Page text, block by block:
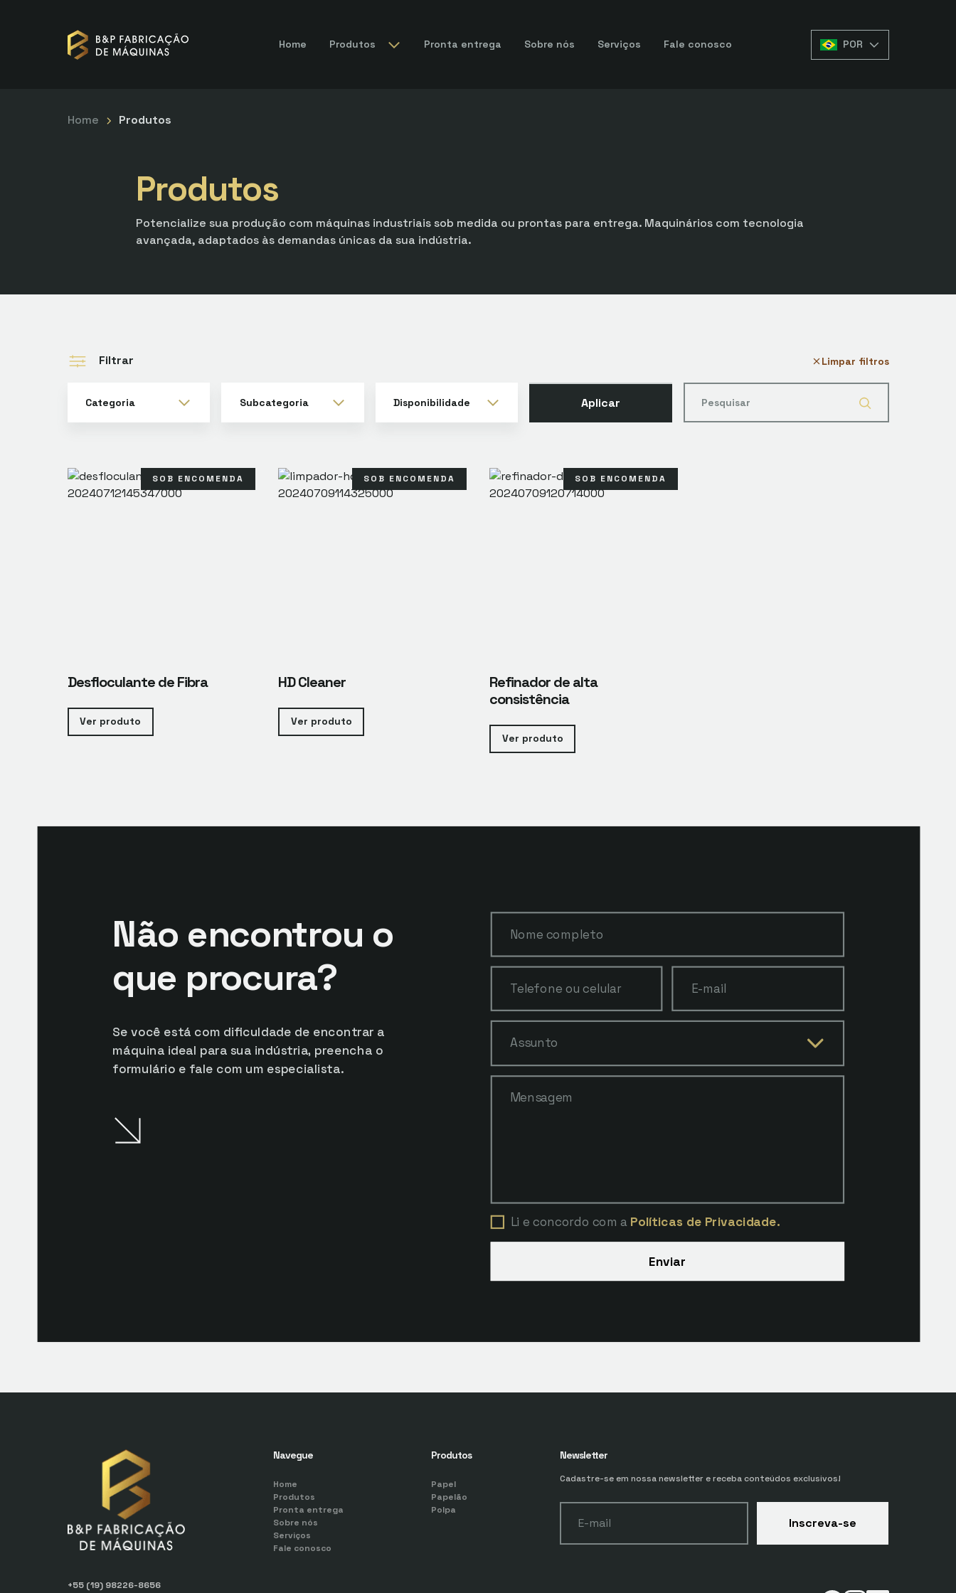
Home Produtos Pronta entrega Sobre nós Serviços Fale conosco POR
Home Produtos
Produtos
Potencialize sua produção com máquinas industriais sob medida ou prontas para entrega. Maquinários com tecnologia
avançada, adaptados às demandas únicas da sua indústria.
Filtrar Limpar filtros
Categoria Subcategoria Disponibilidade Aplicar
SOB ENCOMENDA
Desfloculante de Fibra
Ver produto
SOB ENCOMENDA
HD Cleaner
Ver produto
SOB ENCOMENDA
Refinador de alta
consistência
Ver produto
Não encontrou o
que procura?
Se você está com dificuldade de encontrar a
máquina ideal para sua indústria, preencha o
formulário e fale com um especialista.
Nome completo
Telefone ou celular E-mail
Assunto
Mensagem
Li e concordo com a Políticas de Privacidade.
Enviar
+55 (19) 98226-8656
Navegue
Home
Produtos
Pronta entrega
Sobre nós
Serviços
Fale conosco
Produtos
Papel
Papelão
Polpa
Newsletter
Cadastre-se em nossa newsletter e receba conteúdos exclusivos!
E-mail Inscreva-se